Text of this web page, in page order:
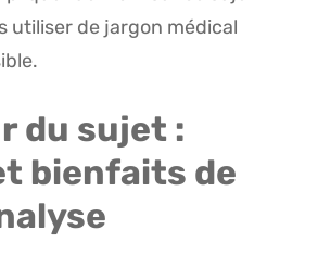
utiliser de jargon médical
du sujet :
bienfaits de